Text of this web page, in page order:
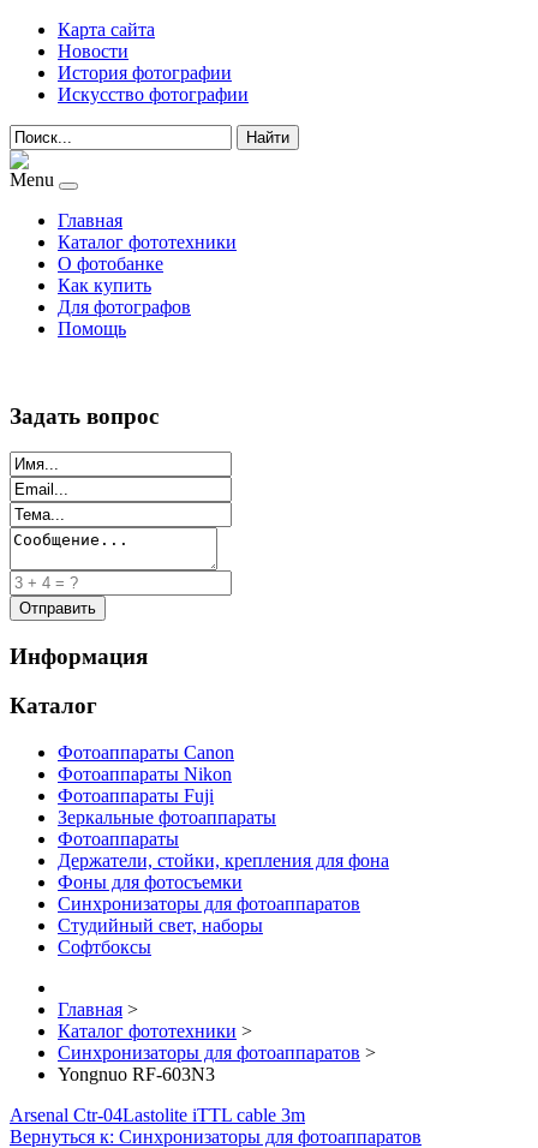
Карта сайта
Новости
История фотографии
Искусство фотографии
Найти
Menu
Главная
Каталог фототехники
О фотобанке
Как купить
Для фотографов
Помощь
Задать вопрос
Информация
Каталог
Фотоаппараты Canon
Фотоаппараты Nikon
Фотоаппараты Fuji
Зеркальные фотоаппараты
Фотоаппараты
Держатели, стойки, крепления для фона
Фоны для фотосъемки
Синхронизаторы для фотоаппаратов
Студийный свет, наборы
Софтбоксы
Главная >
Каталог фототехники >
Синхронизаторы для фотоаппаратов >
Yongnuo RF-603N3
Arsenal Ctr-04Lastolite iTTL cable 3m
Вернуться к: Синхронизаторы для фотоаппаратов